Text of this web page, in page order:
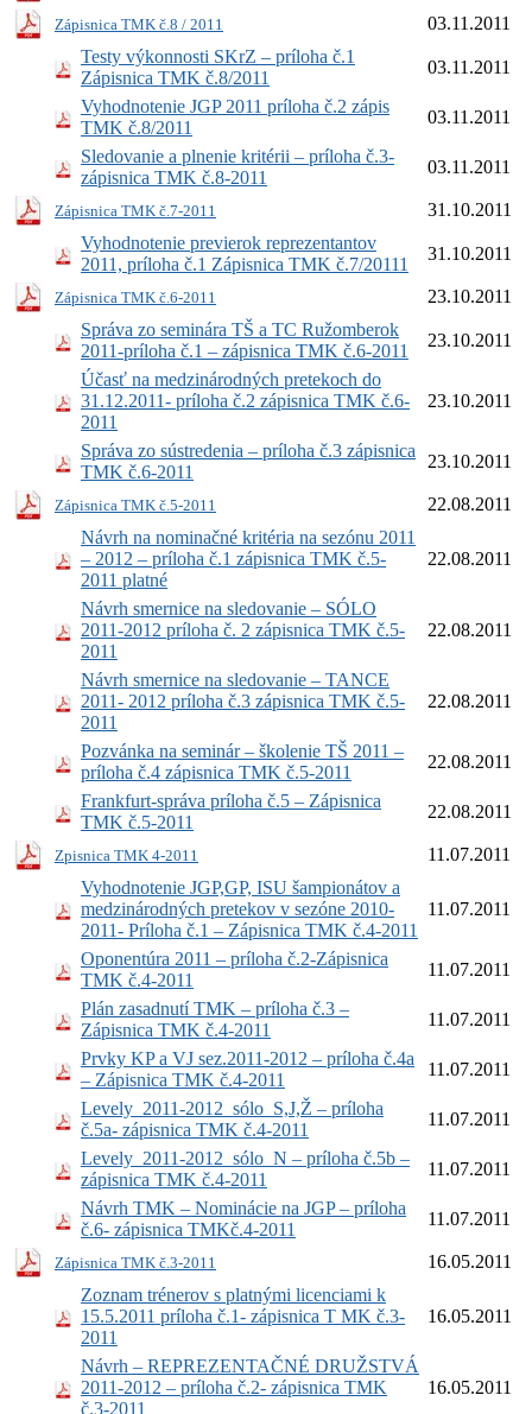
Zápisnica TMK č.8 / 2011
03.11.2011
Testy výkonnosti SKrZ – príloha č.1
Zápisnica TMK č.8/2011
03.11.2011
Vyhodnotenie JGP 2011 príloha č.2 zápis
TMK č.8/2011
03.11.2011
Sledovanie a plnenie kritérii – príloha č.3-
zápisnica TMK č.8-2011
03.11.2011
Zápisnica TMK č.7-2011
31.10.2011
Vyhodnotenie previerok reprezentantov
2011, príloha č.1 Zápisnica TMK č.7/20111
31.10.2011
Zápisnica TMK č.6-2011
23.10.2011
Správa zo seminára TŠ a TC Ružomberok
2011-príloha č.1 – zápisnica TMK č.6-2011
23.10.2011
Účasť na medzinárodných pretekoch do
31.12.2011- príloha č.2 zápisnica TMK č.6-
2011
23.10.2011
Správa zo sústredenia – príloha č.3 zápisnica
TMK č.6-2011
23.10.2011
Zápisnica TMK č.5-2011
22.08.2011
Návrh na nominačné kritéria na sezónu 2011
– 2012 – príloha č.1 zápisnica TMK č.5-
2011 platné
22.08.2011
Návrh smernice na sledovanie – SÓLO
2011-2012 príloha č. 2 zápisnica TMK č.5-
2011
22.08.2011
Návrh smernice na sledovanie – TANCE
2011- 2012 príloha č.3 zápisnica TMK č.5-
2011
22.08.2011
Pozvánka na seminár – školenie TŠ 2011 –
príloha č.4 zápisnica TMK č.5-2011
22.08.2011
Frankfurt-správa príloha č.5 – Zápisnica
TMK č.5-2011
22.08.2011
Zpisnica TMK 4-2011
11.07.2011
Vyhodnotenie JGP,GP, ISU šampionátov a
medzinárodných pretekov v sezóne 2010-
2011- Príloha č.1 – Zápisnica TMK č.4-2011
11.07.2011
Oponentúra 2011 – príloha č.2-Zápisnica
TMK č.4-2011
11.07.2011
Plán zasadnutí TMK – príloha č.3 –
Zápisnica TMK č.4-2011
11.07.2011
Prvky KP a VJ sez.2011-2012 – príloha č.4a
– Zápisnica TMK č.4-2011
11.07.2011
Levely_2011-2012_sólo_S,J,Ž – príloha
č.5a- zápisnica TMK č.4-2011
11.07.2011
Levely_2011-2012_sólo_N – príloha č.5b –
zápisnica TMK č.4-2011
11.07.2011
Návrh TMK – Nominácie na JGP – príloha
č.6- zápisnica TMKč.4-2011
11.07.2011
Zápisnica TMK č.3-2011
16.05.2011
Zoznam trénerov s platnými licenciami k
15.5.2011 príloha č.1- zápisnica T MK č.3-
2011
16.05.2011
Návrh – REPREZENTAČNÉ DRUŽSTVÁ
2011-2012 – príloha č.2- zápisnica TMK
č.3-2011
16.05.2011